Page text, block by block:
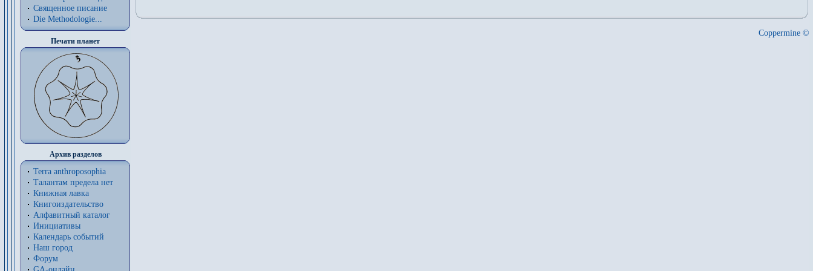
Священное писание
Die Methodologie...
Печати планет
Архив разделов
Terra anthroposophia
Талантам предела нет
Книжная лавка
Книгоиздательство
Алфавитный каталог
Инициативы
Календарь событий
Наш город
Форум
Coppermine ©